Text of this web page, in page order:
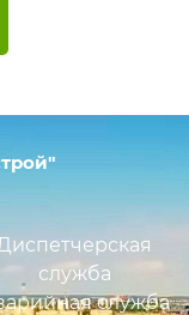
служба
служба